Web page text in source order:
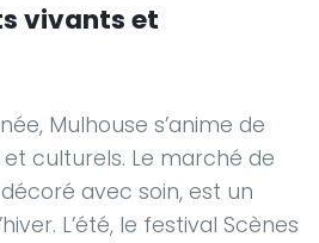
vivants et
Mulhouse s’anime de
culturels. Le marché de
avec soin, est un
L’été, le festival Scènes